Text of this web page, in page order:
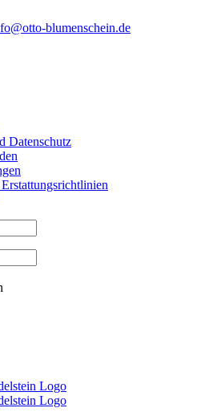
blumenschein.de
Datenschutz